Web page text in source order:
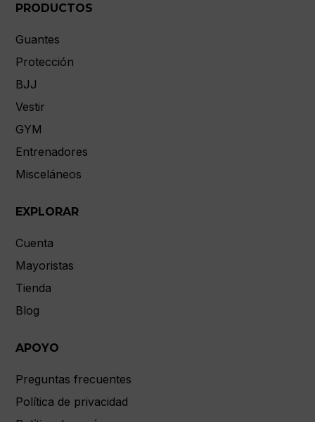
PRODUCTOS
Guantes
Protección
BJJ
Vestir
GYM
Entrenadores
Misceláneos
EXPLORAR
Cuenta
Mayoristas
Tienda
Blog
APOYO
Preguntas frecuentes
Política de privacidad